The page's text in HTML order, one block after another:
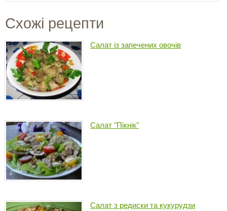
Схожі рецепти
Салат із запечених овочів
Салат "Пікнік"
Салат з редиски та кукурудзи